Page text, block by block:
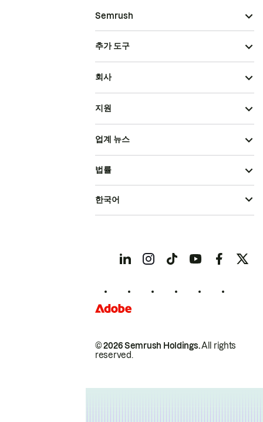
Semrush
추가 도구
회사
지원
업계 뉴스
© 2026 Semrush Holdings.All rights
reserved.
법률
한국어